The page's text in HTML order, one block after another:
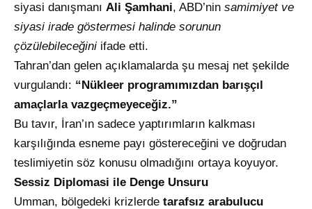
siyasi danışmanı Ali Şamhani, ABD’nin samimiyet ve
siyasi irade göstermesi halinde sorunun
çözülebileceğini ifade etti.
Tahran’dan gelen açıklamalarda şu mesaj net şekilde
vurgulandı: “Nükleer programımızdan barışçıl
amaçlarla vazgeçmeyeceğiz.”
Bu tavır, İran’ın sadece yaptırımların kalkması
karşılığında esneme payı göstereceğini ve doğrudan
teslimiyetin söz konusu olmadığını ortaya koyuyor.
Sessiz Diplomasi ile Denge Unsuru
Umman, bölgedeki krizlerde tarafsız arabulucu